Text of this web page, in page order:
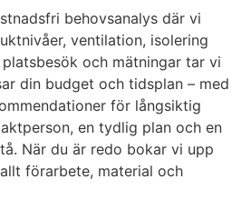
behovsanalys där vi
ventilation, isolering
och mätningar tar vi
din budget och tidsplan – med
för långsiktig
en tydlig plan och en
När du är redo bokar vi upp
förarbete, material och